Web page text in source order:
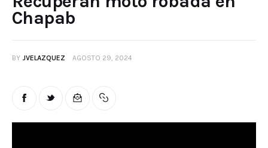
Chapab
BY JVELAZQUEZ AGOSTO 29, 2024